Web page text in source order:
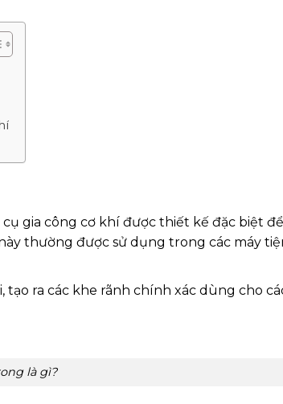
gia công cơ khí được thiết kế đặc biệt
thường được sử dụng trong các máy
ra các khe rãnh chính xác dùng cho
là gì?